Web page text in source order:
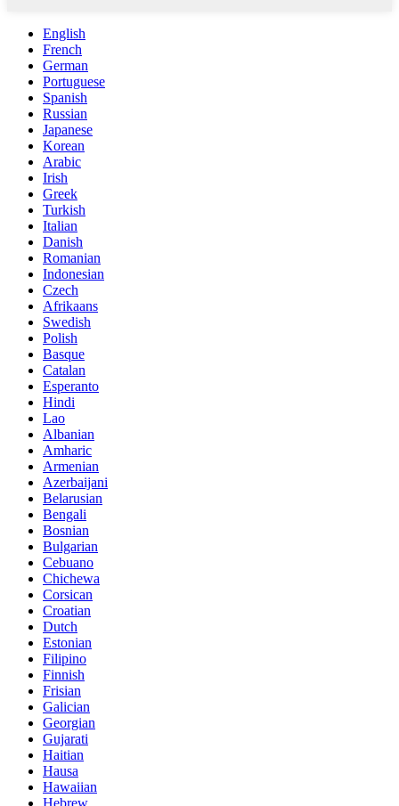
English
French
German
Portuguese
Spanish
Russian
Japanese
Korean
Arabic
Irish
Greek
Turkish
Italian
Danish
Romanian
Indonesian
Czech
Afrikaans
Swedish
Polish
Basque
Catalan
Esperanto
Hindi
Lao
Albanian
Amharic
Armenian
Azerbaijani
Belarusian
Bengali
Bosnian
Bulgarian
Cebuano
Chichewa
Corsican
Croatian
Dutch
Estonian
Filipino
Finnish
Frisian
Galician
Georgian
Gujarati
Haitian
Hausa
Hawaiian
Hebrew